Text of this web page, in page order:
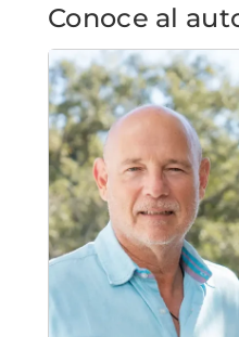
Conoce al